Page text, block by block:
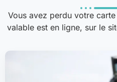
Vous avez perdu votre
valable est en ligne, sur le